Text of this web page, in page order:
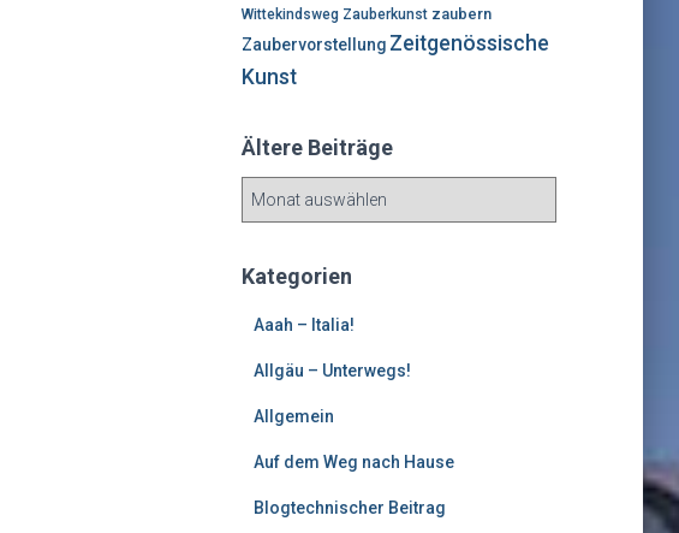
Wittekindsweg Zauberkunst zaubern
Zaubervorstellung Zeitgenössische
Kunst
Ältere Beiträge
e
Kategorien
Aaah – Italia!
Allgäu – Unterwegs!
Allgemein
Auf dem Weg nach Hause
Blogtechnischer Beitrag